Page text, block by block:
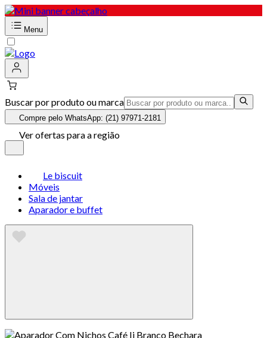
Menu
Buscar por produto ou marca
Compre pelo WhatsApp: (21) 97971-2181
Ver ofertas para a região
Le biscuit
Móveis
Sala de jantar
Aparador e buffet